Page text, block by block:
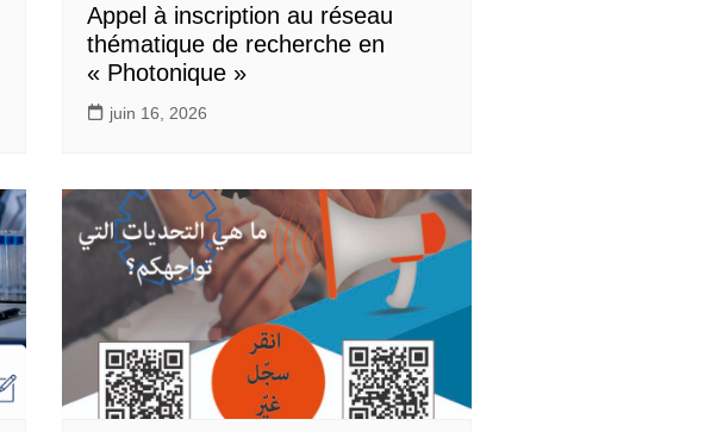
Appel à inscription au réseau
thématique de recherche en
« Photonique »
juin 16, 2026